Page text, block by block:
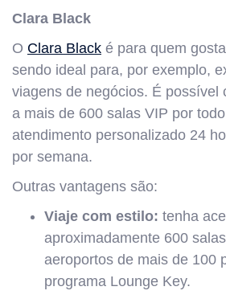
Clara Black
O Clara Black é para quem
sendo ideal para, por exemplo,
viagens de negócios. É possível
a mais de 600 salas VIP por
atendimento personalizado 24
por semana.
Outras vantagens são:
Viaje com estilo: tenha
aproximadamente 600
aeroportos de mais de 100
programa Lounge Key.